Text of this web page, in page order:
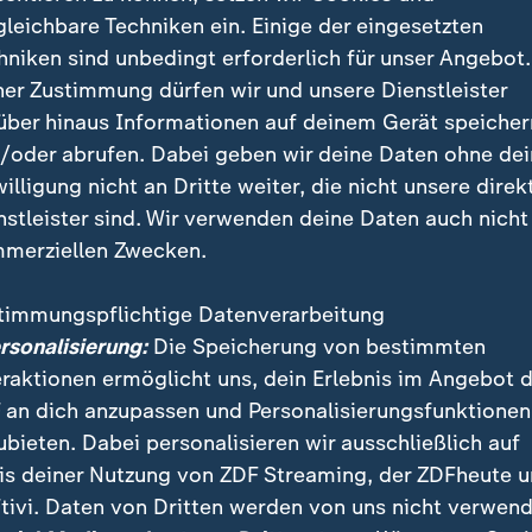
Behörden bereiten sich nach Angaben von
Besuch von 150 bis 170 ausländischen
Samstag vor. Zudem dürften Hunderttausende
nach Rom reisen.
einfachem Holzsarg aufgebahrt
untermalt von Gesang und Trauergeläut, den
den Sarg sehen können, stellen sich viele auf ihre
letztes Foto, ein letztes Andenken. Und dann,
gemeinsamer Applaus.
ein sehr bewegender Moment, ein
Techniken ein. Einige der eingesetzten
sind unbedingt erforderlich für unser
Zustimmung dürfen wir und unsere Dienstleister
hinaus Informationen auf deinem Gerät
oder abrufen. Dabei geben wir deine Daten ohne
nicht an Dritte weiter, die nicht unsere
sind. Wir verwenden deine Daten auch nicht
Zwecken.
Datenverarbeitung
Die Speicherung von bestimmten
ermöglicht uns, dein Erlebnis im Angebot
an dich anzupassen und Personalisierungsfunktionen
Dabei personalisieren wir ausschließlich auf
deiner Nutzung von ZDF Streaming, der ZDFheute
Daten von Dritten werden von uns nicht